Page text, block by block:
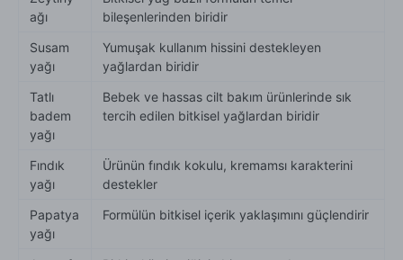
ağı
bileşenlerinden biridir
Susam
yağı
Yumuşak kullanım hissini destekleyen
yağlardan biridir
Tatlı
badem
yağı
Bebek ve hassas cilt bakım ürünlerinde sık
tercih edilen bitkisel yağlardan biridir
Fındık
yağı
Ürünün fındık kokulu, kremamsı karakterini
destekler
Papatya
yağı
Formülün bitkisel içerik yaklaşımını güçlendirir